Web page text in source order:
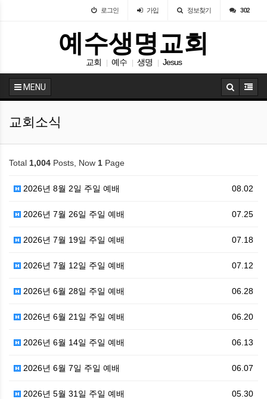
로그인 가입 정보찾기 302
예수생명교회
교회 예수 생명 Jesus
MENU
교회소식
Total 1,004 Posts, Now 1 Page
08.02
2026년 8월 2일 주일 예배
07.25
2026년 7월 26일 주일 예배
07.18
2026년 7월 19일 주일 예배
07.12
2026년 7월 12일 주일 예배
06.28
2026년 6월 28일 주일 예배
06.20
2026년 6월 21일 주일 예배
06.13
2026년 6월 14일 주일 예배
06.07
2026년 6월 7일 주일 예배
05.30
2026년 5월 31일 주일 예배